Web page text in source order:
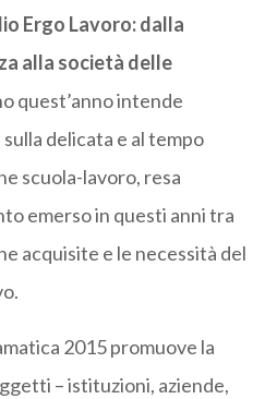
Ergo Lavoro: dalla
alla società delle
quest’anno intende
delicata e al tempo
scuola-lavoro, resa
emerso in questi anni tra
acquisite e le necessità del
2015 promuove la
– istituzioni, aziende,